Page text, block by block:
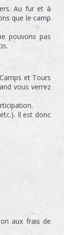
Au fur et à
que le camp
pouvons pas
et Tours
vous verrez
Il est donc
aux frais de